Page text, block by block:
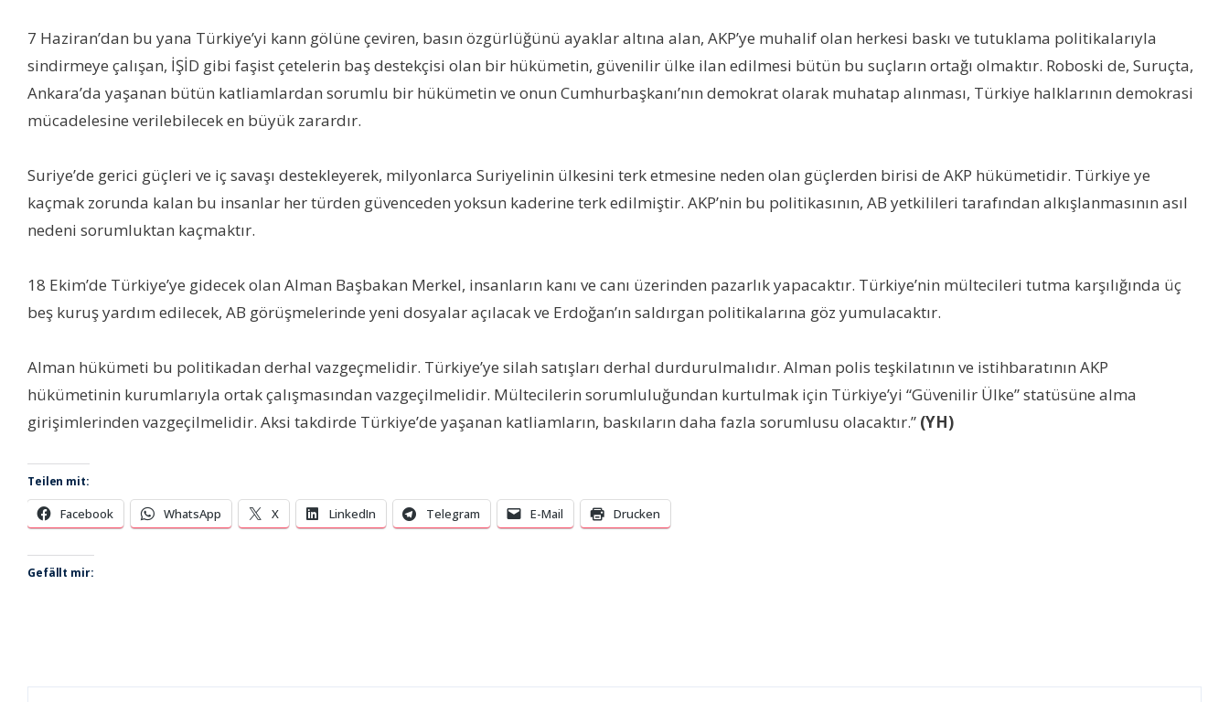
7 Haziran’dan bu yana Türkiye’yi kann gölüne çeviren, basın özgürlüğünü ayaklar altına alan, AKP’ye muhalif olan herkesi baskı ve tutuklama politikalarıyla
sindirmeye çalışan, İŞİD gibi faşist çetelerin baş destekçisi olan bir hükümetin, güvenilir ülke ilan edilmesi bütün bu suçların ortağı olmaktır. Roboski de, Suruçta,
Ankara’da yaşanan bütün katliamlardan sorumlu bir hükümetin ve onun Cumhurbaşkanı’nın demokrat olarak muhatap alınması, Türkiye halklarının demokrasi
mücadelesine verilebilecek en büyük zarardır.
Suriye’de gerici güçleri ve iç savaşı destekleyerek, milyonlarca Suriyelinin ülkesini terk etmesine neden olan güçlerden birisi de AKP hükümetidir. Türkiye ye
kaçmak zorunda kalan bu insanlar her türden güvenceden yoksun kaderine terk edilmiştir. AKP’nin bu politikasının, AB yetkilileri tarafından alkışlanmasının asıl
nedeni sorumluktan kaçmaktır.
18 Ekim’de Türkiye’ye gidecek olan Alman Başbakan Merkel, insanların kanı ve canı üzerinden pazarlık yapacaktır. Türkiye’nin mültecileri tutma karşılığında üç
beş kuruş yardım edilecek, AB görüşmelerinde yeni dosyalar açılacak ve Erdoğan’ın saldırgan politikalarına göz yumulacaktır.
Alman hükümeti bu politikadan derhal vazgeçmelidir. Türkiye’ye silah satışları derhal durdurulmalıdır. Alman polis teşkilatının ve istihbaratının AKP
hükümetinin kurumlarıyla ortak çalışmasından vazgeçilmelidir. Mültecilerin sorumluluğundan kurtulmak için Türkiye’yi “Güvenilir Ülke” statüsüne alma
girişimlerinden vazgeçilmelidir. Aksi takdirde Türkiye’de yaşanan katliamların, baskıların daha fazla sorumlusu olacaktır.” (YH)
Teilen mit:
Facebook WhatsApp X LinkedIn Telegram E-Mail Drucken
Gefällt mir: